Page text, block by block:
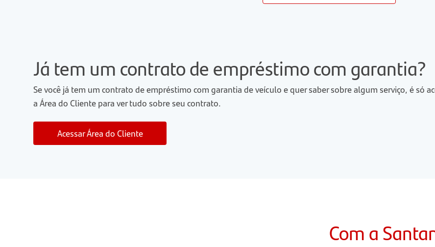
Já tem um contrato de empréstimo com garantia?
Se você já tem um contrato de empréstimo com garantia de veículo e quer saber sobre algum serviço, é só
a Área do Cliente para ver tudo sobre seu contrato.
Acessar Área do Cliente
Com a